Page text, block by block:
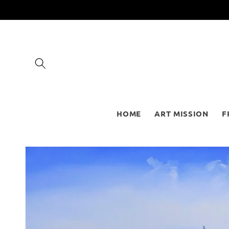
ai contenuti
HOME ART MISSION
Passa alle
sul prodotto